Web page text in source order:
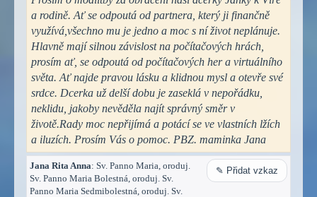
a rodině. Ať se odpoutá od partnera, který ji finančně
využívá,všechno mu je jedno a moc s ní život neplánuje.
Hlavně mají silnou závislost na počítačových hrách,
prosím ať, se odpoutá od počítačových her a virtuálního
světa. Ať najde pravou lásku a klidnou mysl a otevře své
srdce. Dcerka už delší dobu je zaseklá v nepořádku,
neklidu, jakoby nevěděla najít správný směr v
životě.Rady moc nepřijímá a potácí se ve vlastních lžích
a iluzích. Prosím Vás o pomoc. PBZ. maminka Jana
Jana Rita Anna: Sv. Panno Maria, oroduj.
Sv. Panno Maria Bolestná, oroduj. Sv.
Panno Maria Sedmibolestná, oroduj. Sv.
✎ Přidat vzkaz